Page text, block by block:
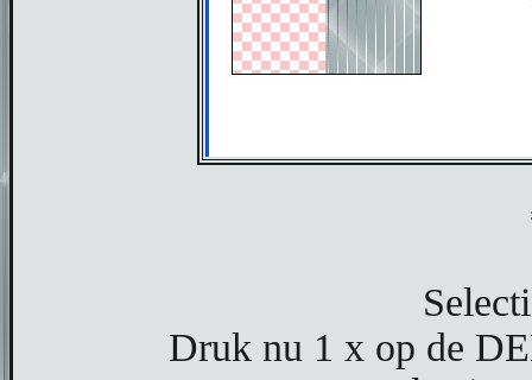
Druk nu 1 x op de